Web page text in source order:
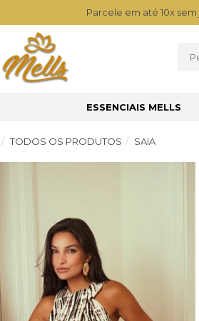
Parcele em até 10x
ESSENCIAIS MELLS
TODOS OS PRODUTOS SAIA